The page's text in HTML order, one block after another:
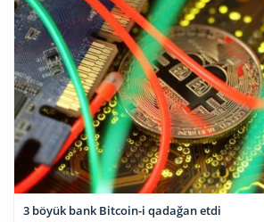
3 böyük bank Bitcoin-i qadağan etdi